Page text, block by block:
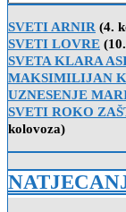
for:
SVETI ARNIR (4.
SVETI LOVRE
SVETA KLARA
MAKSIMILIJAN
UZNESENJE
SVETI ROKO
kolovoza)